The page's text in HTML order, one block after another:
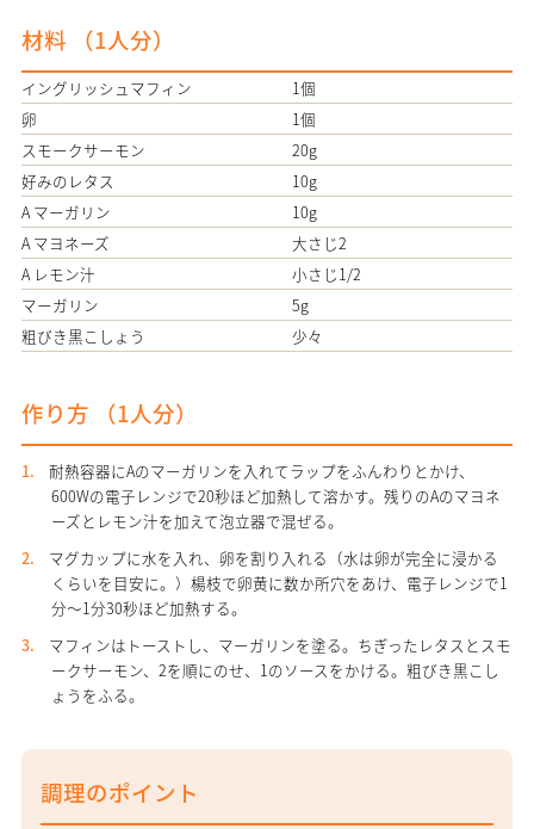
材料 （1人分）
イングリッシュマフィン
1個
卵
1個
スモークサーモン
20g
好みのレタス
10g
A マーガリン
10g
A マヨネーズ
大さじ2
A レモン汁
小さじ1/2
マーガリン
5g
粗びき黒こしょう
少々
作り方 （1人分）
耐熱容器にAのマーガリンを入れてラップをふんわりとかけ、
600Wの電子レンジで20秒ほど加熱して溶かす。残りのAのマヨネ
ーズとレモン汁を加えて泡立器で混ぜる。
マグカップに水を入れ、卵を割り入れる（水は卵が完全に浸かる
くらいを目安に。）楊枝で卵黄に数か所穴をあけ、電子レンジで1
分～1分30秒ほど加熱する。
マフィンはトーストし、マーガリンを塗る。ちぎったレタスとスモ
ークサーモン、2を順にのせ、1のソースをかける。粗びき黒こし
ょうをふる。
調理のポイント